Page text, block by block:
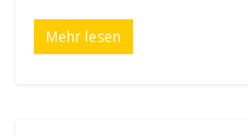
Mehr lesen